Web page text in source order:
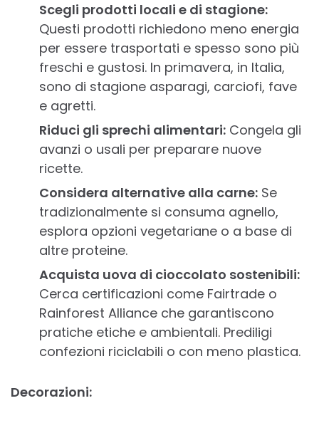
Scegli prodotti locali e di stagione:
Questi prodotti richiedono meno energia
per essere trasportati e spesso sono più
freschi e gustosi. In primavera, in Italia,
sono di stagione asparagi, carciofi, fave
e agretti.
Riduci gli sprechi alimentari: Congela gli
avanzi o usali per preparare nuove
ricette.
Considera alternative alla carne: Se
tradizionalmente si consuma agnello,
esplora opzioni vegetariane o a base di
altre proteine.
Acquista uova di cioccolato sostenibili:
Cerca certificazioni come Fairtrade o
Rainforest Alliance che garantiscono
pratiche etiche e ambientali. Prediligi
confezioni riciclabili o con meno plastica.
Decorazioni: